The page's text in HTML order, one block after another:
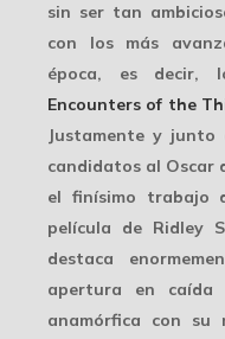
sin ser tan
con los más
época, es decir,
Encounters of the
Justamente y
candidatos al Oscar
el finísimo trabajo
película de Ridley
destaca
apertura en caída
anamórfica con su